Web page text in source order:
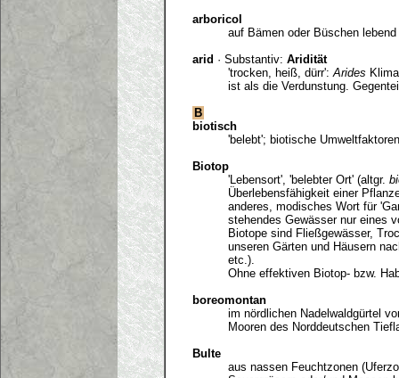
arboricol
auf Bämen oder Büschen lebend
arid · Substantiv: Aridität
'trocken, heiß, dürr': Arides
ist als die Verdunstung.
B
biotisch
'belebt'; biotische
Biotop
'Lebensort', 'belebter Ort' (altgr.
Überlebensfähigkeit einer
anderes, modisches Wort für
stehendes Gewässer nur eines
Biotope sind Fließgewässer,
unseren Gärten und Häusern
etc.).
Ohne effektiven Biotop- bzw.
boreomontan
im nördlichen Nadelwaldgürtel
Mooren des Norddeutschen
Bulte
aus nassen Feuchtzonen